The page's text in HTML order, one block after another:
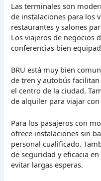
Las terminales son
de instalaciones para los
restaurantes y salones
Los viajeros de negocios
conferencias bien
BRU está muy bien
de tren y autobús
el centro de la ciudad.
de alquiler para viajar
Para los pasajeros con
ofrece instalaciones sin
personal cualificado.
de seguridad y eficacia
evitar largas esperas.